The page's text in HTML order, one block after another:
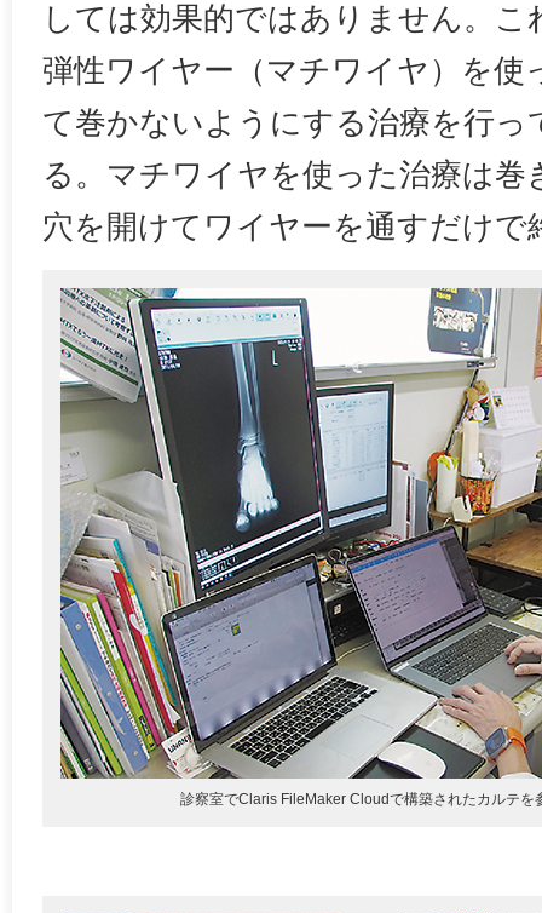
しては効果的ではありません。
弾性ワイヤー（マチワイヤ）を使
て巻かないようにする治療を行っ
る。マチワイヤを使った治療は巻
穴を開けてワイヤーを通すだけで
診察室でClaris FileMaker Cloudで構築されたカルテを